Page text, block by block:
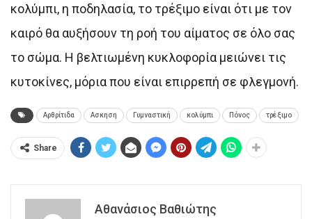
κολύμπι, η ποδηλασία, το τρέξιμο είναι ότι με τον
καιρό θα αυξήσουν τη ροή του αίματος σε όλο σας
το σώμα. Η βελτιωμένη κυκλοφορία μειώνει τις
κυτοκίνες, μόρια που είναι επιρρεπή σε φλεγμονή.
Αρθρίτιδα Ασκηση Γυμναστική κολύμπι Πόνος τρέξιμο
Share
Αθανάσιος Βαθιώτης